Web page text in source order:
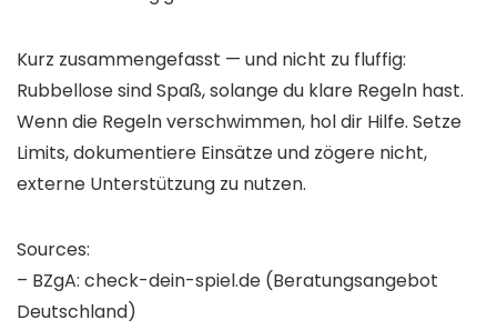
Kurz zusammengefasst — und nicht zu fluffig:
Rubbellose sind Spaß, solange du klare Regeln hast.
Wenn die Regeln verschwimmen, hol dir Hilfe. Setze
Limits, dokumentiere Einsätze und zögere nicht,
externe Unterstützung zu nutzen.
Sources:
– BZgA: check-dein-spiel.de (Beratungsangebot
Deutschland)